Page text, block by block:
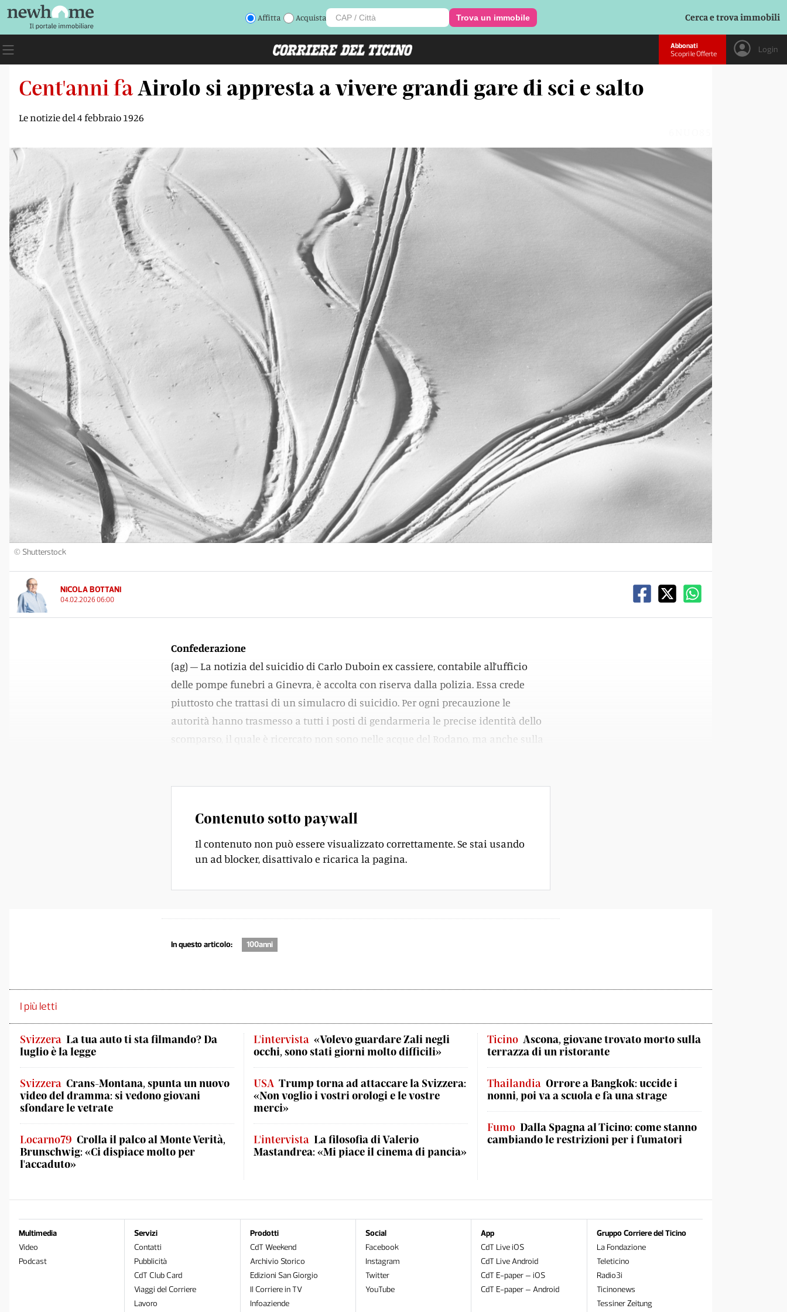
Affitta Acquista Trova un immobile Cerca e trova immobili
Abbonati
Scopri le Offerte
Login
Cent'anni fa Airolo si appresta a vivere grandi gare di sci e salto
Le notizie del 4 febbraio 1926
© Shutterstock
NICOLA BOTTANI
04.02.2026 06:00
Confederazione
(ag) – La notizia del suicidio di Carlo Duboin ex cassiere, contabile all’ufficio
delle pompe funebri a Ginevra, è accolta con riserva dalla polizia. Essa crede
piuttosto che trattasi di un simulacro di suicidio. Per ogni precauzione le
autorità hanno trasmesso a tutti i posti di gendarmeria le precise identità dello
scomparso, il quale è ricercato non sono nelle acque del Rodano, ma anche sulla
Contenuto sotto paywall
Il contenuto non può essere visualizzato correttamente. Se stai usando
un ad blocker, disattivalo e ricarica la pagina.
In questo articolo: 100anni
I più letti
Svizzera La tua auto ti sta filmando? Da
luglio è la legge
Svizzera Crans-Montana, spunta un nuovo
video del dramma: si vedono giovani
sfondare le vetrate
Locarno79 Crolla il palco al Monte Verità,
Brunschwig: «Ci dispiace molto per
l'accaduto»
L'intervista «Volevo guardare Zali negli
occhi, sono stati giorni molto difficili»
USA Trump torna ad attaccare la Svizzera:
«Non voglio i vostri orologi e le vostre
merci»
L'intervista La filosofia di Valerio
Mastandrea: «Mi piace il cinema di pancia»
Ticino Ascona, giovane trovato morto sulla
terrazza di un ristorante
Thailandia Orrore a Bangkok: uccide i
nonni, poi va a scuola e fa una strage
Fumo Dalla Spagna al Ticino: come stanno
cambiando le restrizioni per i fumatori
Multimedia
Video
Podcast
Servizi
Contatti
Pubblicità
CdT Club Card
Viaggi del Corriere
Lavoro
Prodotti
CdT Weekend
Archivio Storico
Edizioni San Giorgio
Il Corriere in TV
Infoaziende
Social
Facebook
Instagram
Twitter
YouTube
App
CdT Live iOS
CdT Live Android
CdT E-paper – iOS
CdT E-paper – Android
Gruppo Corriere del Ticino
La Fondazione
Teleticino
Radio3i
Ticinonews
Tessiner Zeitung